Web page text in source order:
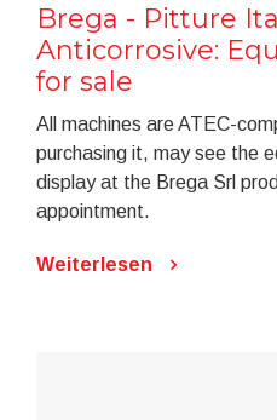
Brega - Pitture
Anticorrosive:
for sale
All machines are ATEC-
purchasing it, may see the
display at the Brega Srl
appointment.
Weiterlesen